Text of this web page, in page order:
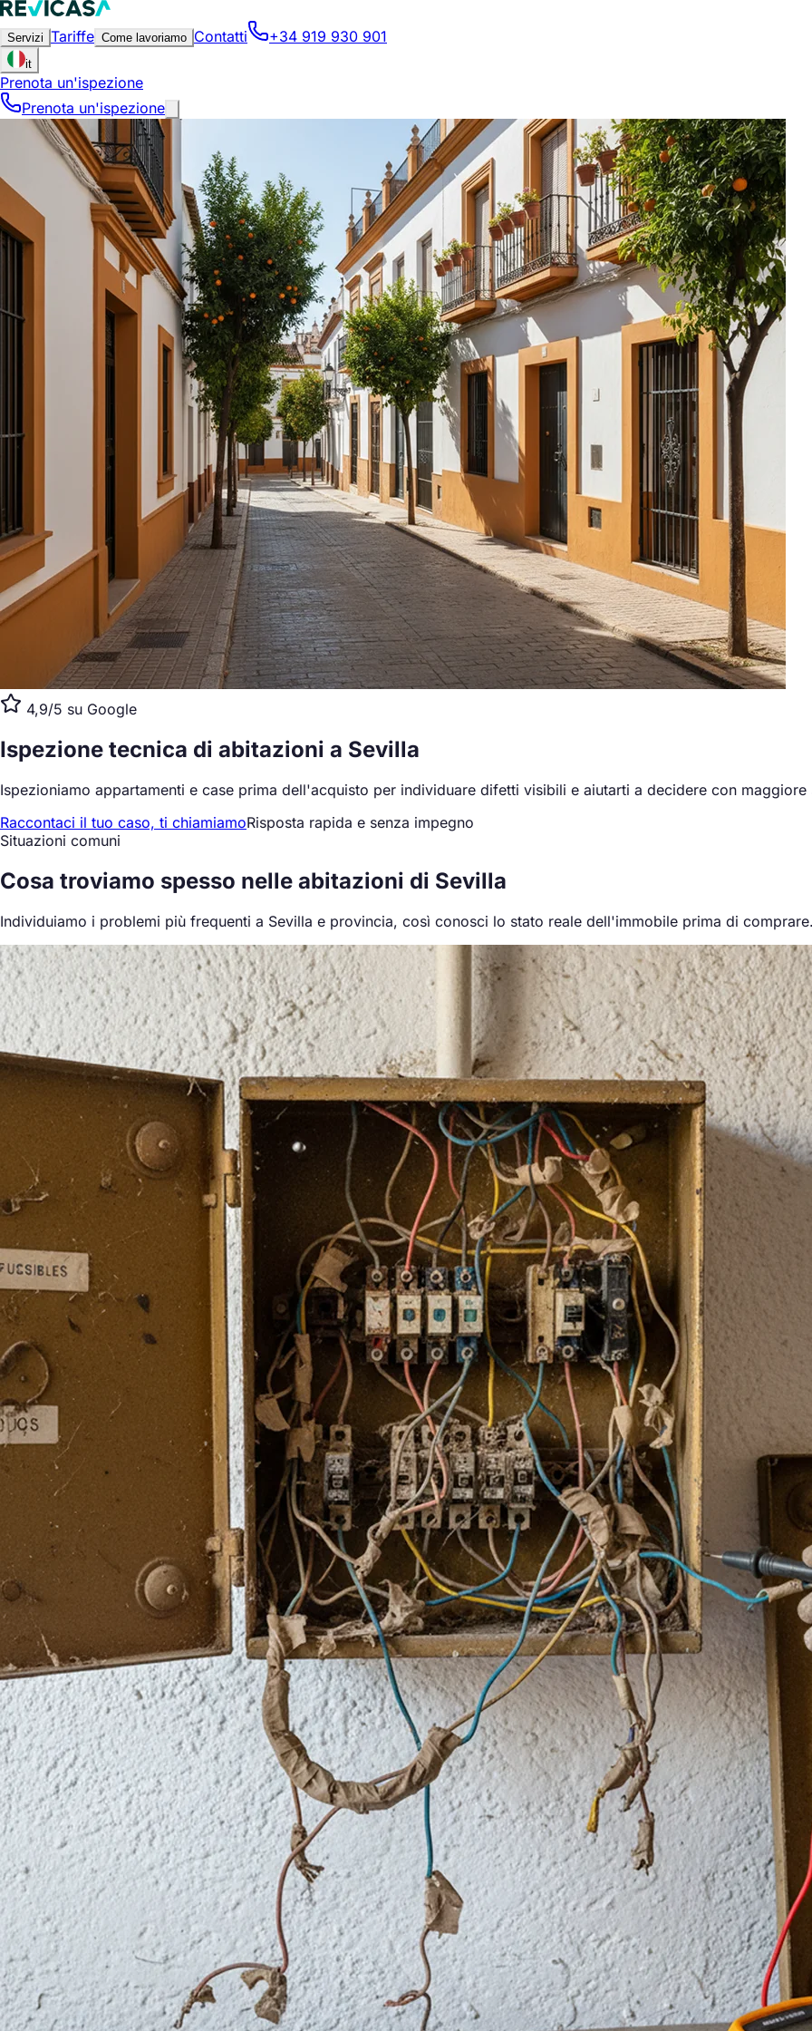
Servizi Tariffe Come lavoriamo Contatti +34 919 930 901
it
Prenota un'ispezione
Prenota un'ispezione
4,9/5 su Google
Ispezione tecnica di abitazioni a Sevilla
Ispezioniamo appartamenti e case prima dell'acquisto per individuare difetti visibili e aiutarti a decidere con maggiore
Raccontaci il tuo caso, ti chiamiamoRisposta rapida e senza impegno
Situazioni comuni
Cosa troviamo spesso nelle abitazioni di Sevilla
Individuiamo i problemi più frequenti a Sevilla e provincia, così conosci lo stato reale dell'immobile prima di